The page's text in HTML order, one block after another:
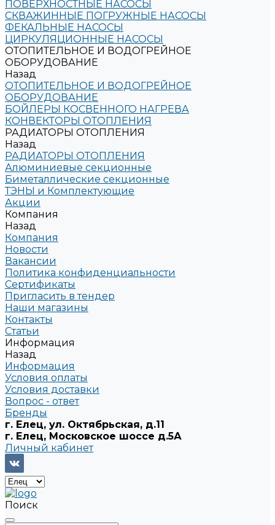
ПОВЕРХНОСТНЫЕ НАСОСЫ
СКВАЖИННЫЕ ПОГРУЖНЫЕ НАСОСЫ
ФЕКАЛЬНЫЕ НАСОСЫ
ЦИРКУЛЯЦИОННЫЕ НАСОСЫ
ОТОПИТЕЛЬНОЕ И ВОДОГРЕЙНОЕ
ОБОРУДОВАНИЕ
Назад
ОТОПИТЕЛЬНОЕ И ВОДОГРЕЙНОЕ
ОБОРУДОВАНИЕ
БОЙЛЕРЫ КОСВЕННОГО НАГРЕВА
КОНВЕКТОРЫ ОТОПЛЕНИЯ
РАДИАТОРЫ ОТОПЛЕНИЯ
Назад
РАДИАТОРЫ ОТОПЛЕНИЯ
Алюминиевые секционные
Биметаллические секционные
ТЭНЫ и Комплектующие
Акции
Компания
Назад
Компания
Новости
Вакансии
Политика конфиденциальности
Сертификаты
Пригласить в тендер
Наши магазины
Контакты
Статьи
Информация
Назад
Информация
Условия оплаты
Условия доставки
Вопрос - ответ
Бренды
г. Елец, ул. Октябрьская, д.11
г. Елец, Московское шоссе д.5А
Личный кабинет
Поиск